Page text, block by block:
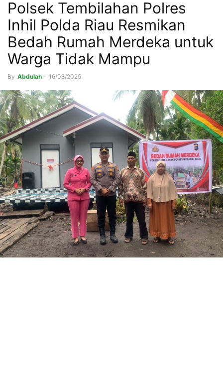
Polsek Tembilahan Polres
Inhil Polda Riau Resmikan
Bedah Rumah Merdeka untuk
Warga Tidak Mampu
By Abdulah - 16/08/2025